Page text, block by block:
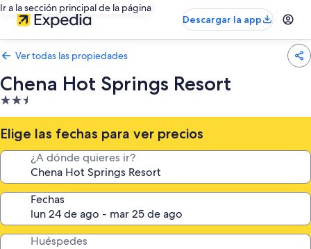
Ir a la sección principal de la página
Descargar la app
Ver todas las propiedades
Chena Hot Springs Resort
Propiedad
de
2.5
estrellas
Elige las fechas para ver precios
¿A dónde quieres ir?
Fechas
Huéspedes